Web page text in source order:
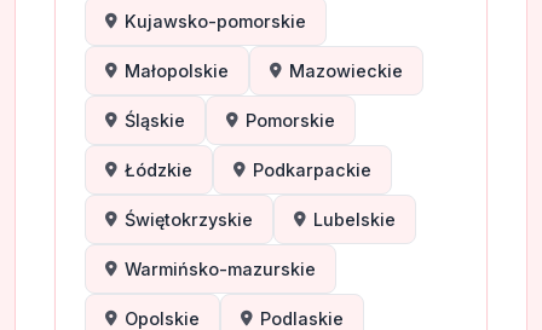
Kujawsko-pomorskie
Małopolskie Mazowieckie
Śląskie Pomorskie
Łódzkie Podkarpackie
Świętokrzyskie Lubelskie
Warmińsko-mazurskie
Opolskie Podlaskie